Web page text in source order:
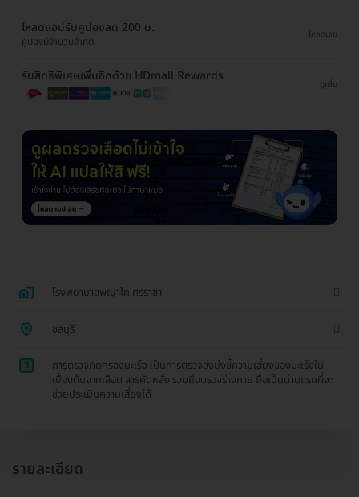
โหลดแอปรับคูปองลด 200 บ.
คูปองมีจำนวนจำกัด
โหลดเลย
รับสิทธิพิเศษเพิ่มอีกด้วย HDmall Rewards
ดูเพิ่ม
โรงพยาบาลพญาไท ศรีราชา
ชลบุรี
1
การตรวจคัดกรองมะเร็ง เป็นการตรวจสิ่งบ่งชี้ความเสี่ยงของมะเร็งใน
เบื้องต้นจากเลือด สารคัดหลั่ง รวมถึงตรวจร่างกาย ถือเป็นด่านแรกที่จะ
ช่วยประเมินความเสี่ยงได้
รายละเอียด